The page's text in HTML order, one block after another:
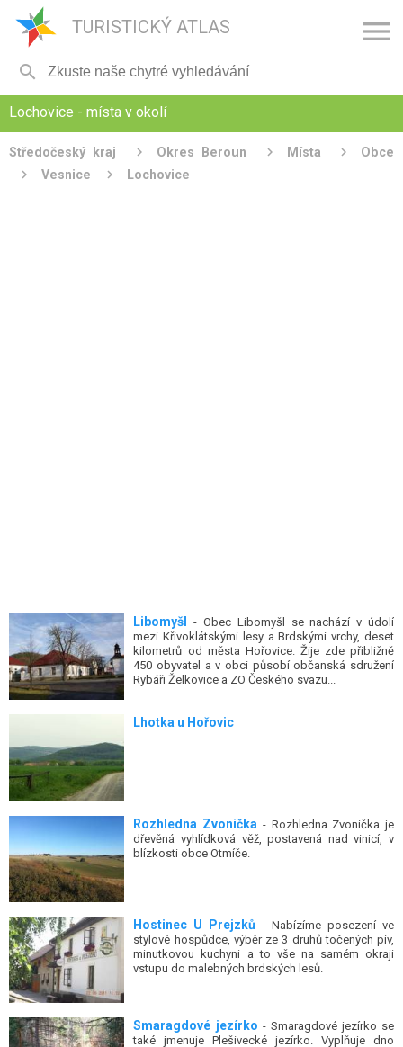
TURISTICKÝ ATLAS 

Lochovice - místa v okolí
Středočeský kraj Okres Beroun Místa
Obce
Vesnice
Lochovice
Libomyšl
- Obec Libomyšl se nachází v údolí
mezi Křivoklátskými lesy a Brdskými vrchy, deset
kilometrů od města Hořovice. Žije zde přibližně
450 obyvatel a v obci působí občanská sdružení
Rybáři Želkovice a ZO Českého svazu...
Lhotka u Hořovic
Rozhledna Zvonička - Rozhledna Zvonička je
dřevěná vyhlídková věž, postavená nad vinicí, v
blízkosti obce Otmíče.
Hostinec U Prejzků - Nabízíme posezení ve
stylové hospůdce, výběr ze 3 druhů točených piv,
minutkovou kuchyni a to vše na samém okraji
vstupu do malebných brdských lesů.
Smaragdové jezírko - Smaragdové jezírko se
také jmenuje Plešivecké jezírko. Vyplňuje dno